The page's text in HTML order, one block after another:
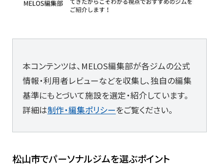
本コンテンツは、MELOS編集部が各ジムの公式
情報・利用者レビューなどを収集し、独自の編集
基準にもとづいて施設を選定・紹介しています。
詳細は制作・編集ポリシーをご覧ください。
松山市でパーソナルジムを選ぶポイント